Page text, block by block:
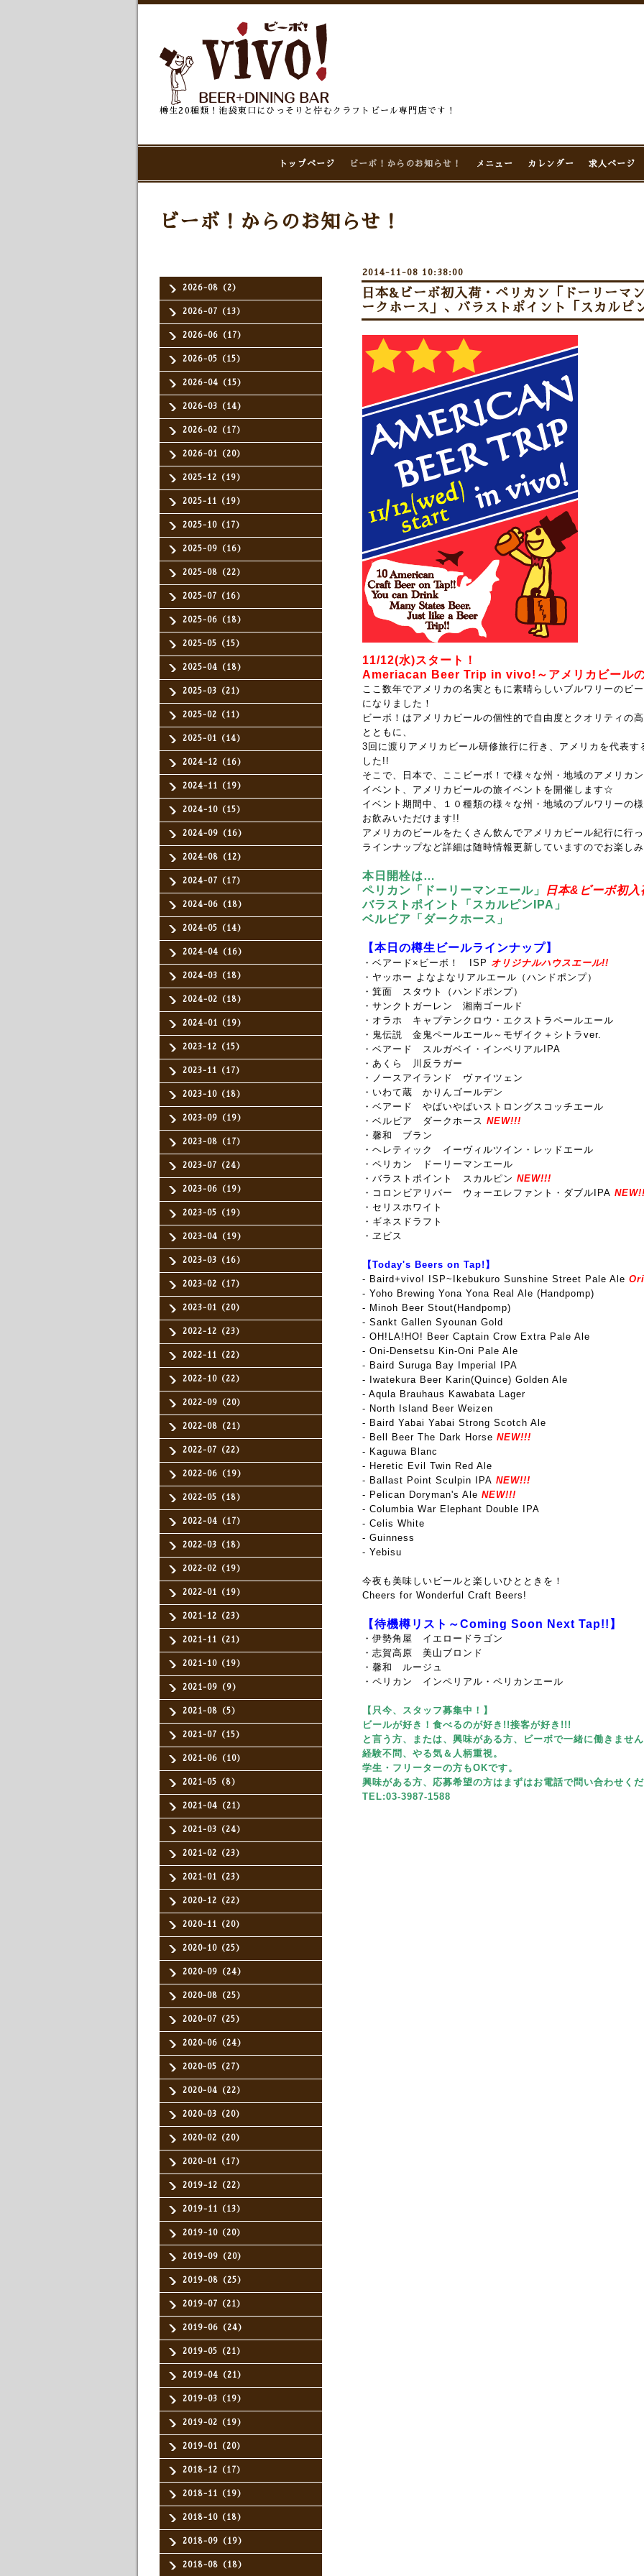
樽生20種類！池袋東口にひっそりと佇むクラフトビール専門店です！
トップページ ビーボ！からのお知らせ！ メニュー カレンダー 求人ページ
2026-08（2）
2026-07（13）
2026-06（17）
2026-05（15）
2026-04（15）
2026-03（14）
2026-02（17）
2026-01（20）
2025-12（19）
2025-11（19）
2025-10（17）
2025-09（16）
2025-08（22）
2025-07（16）
2025-06（18）
2025-05（15）
2025-04（18）
2025-03（21）
2025-02（11）
2025-01（14）
2024-12（16）
2024-11（19）
2024-10（15）
2024-09（16）
2024-08（12）
2024-07（17）
2024-06（18）
2024-05（14）
2024-04（16）
2024-03（18）
2024-02（18）
2024-01（19）
2023-12（15）
2023-11（17）
2023-10（18）
2023-09（19）
2023-08（17）
2023-07（24）
2023-06（19）
2023-05（19）
2023-04（19）
2023-03（16）
2023-02（17）
2023-01（20）
2022-12（23）
2022-11（22）
2022-10（22）
2022-09（20）
2022-08（21）
2022-07（22）
2022-06（19）
2022-05（18）
2022-04（17）
2022-03（18）
2022-02（19）
2022-01（19）
2021-12（23）
2021-11（21）
2021-10（19）
2021-09（9）
2021-08（5）
2021-07（15）
2021-06（10）
2021-05（8）
2021-04（21）
2021-03（24）
2021-02（23）
2021-01（23）
2020-12（22）
2020-11（20）
2020-10（25）
2020-09（24）
2020-08（25）
2020-07（25）
2020-06（24）
2020-05（27）
2020-04（22）
2020-03（20）
2020-02（20）
2020-01（17）
2019-12（22）
2019-11（13）
2019-10（20）
2019-09（20）
2019-08（25）
2019-07（21）
2019-06（24）
2019-05（21）
2019-04（21）
2019-03（19）
2019-02（19）
2019-01（20）
2018-12（17）
2018-11（19）
2018-10（18）
2018-09（19）
2018-08（18）
ビーボ！からのお知らせ！
2014-11-08 10:38:00
日本&ビーボ初入荷・ペリカン「ドーリーマ
ークホース」、バラストポイント「スカル
11/12(水)スタート！
Ameriacan Beer Trip in vivo!～アメリカビール
ここ数年でアメリカの名実ともに素晴らしいブルワリーのビ
になりました！
ビーボ！はアメリカビールの個性的で自由度とクオリティの
とともに、
3回に渡りアメリカビール研修旅行に行き、 アメリカを代表す
した!!
そこで、日本で、ここビーボ！で様々な州・地域のアメリカ
イベント、アメリカビールの旅イベントを開催します☆
イベント期間中、１０種類の様々な州・地域のブルワリーの
お飲みいただけます!!
アメリカのビールをたくさん飲んでアメリカビール紀行に行
ラインナップなど詳細は随時情報更新していますのでお楽しみ
本日開栓は…
ペリカン「ドーリーマンエール 」
日本&ビーボ初入
バラストポイント「スカルピンIPA」
ベルビア「ダークホース」
【本日の樽生ビールラインナップ】
・ベアード×ビーボ！ ISP オリジナルハウスエール!!
・ヤッホー よなよなリアルエール（ハンドポンプ）
・箕面 スタウト（ハンドポンプ）
・サンクトガーレン 湘南ゴールド
・オラホ キャプテンクロウ・エクストラペールエール
・鬼伝説 金鬼ペールエール～モザイク＋シトラver.
・ベアード スルガベイ・インペリアルIPA
・あくら 川反ラガー
・ノースアイランド ヴァイツェン
・いわて蔵 かりんゴールデン
・ベアード やばいやばいストロングスコッチエール
・ベルビア ダークホース NEW!!!
・馨和 ブラン
・ヘレティック イーヴィルツイン・レッドエール
・ペリカン ドーリーマンエール
・バラストポイント スカルピン NEW!!!
・コロンビアリバー ウォーエレファント・ダブルIPA
・セリスホワイト
・ギネスドラフト
・ヱビス
【Today's Beers on Tap!】
- Baird+vivo! ISP~Ikebukuro Sunshine Street Pale Ale
- Yoho Brewing Yona Yona Real Ale (Handpomp)
- Minoh Beer Stout(Handpomp)
- Sankt Gallen Syounan Gold
- OH!LA!HO! Beer Captain Crow Extra Pale Ale
- Oni-Densetsu Kin-Oni Pale Ale
- Baird Suruga Bay Imperial IPA
- Iwatekura Beer Karin(Quince) Golden Ale
- Aqula Brauhaus Kawabata Lager
- North Island Beer Weizen
- Baird Yabai Yabai Strong Scotch Ale
- Bell Beer The Dark Horse NEW!!!
- Kaguwa Blanc
- Heretic Evil Twin Red Ale
- Ballast Point Sculpin IPA NEW!!!
- Pelican Doryman's Ale NEW!!!
- Columbia War Elephant Double IPA
- Celis White
- Guinness
- Yebisu
今夜も美味しいビールと楽しいひとときを！
Cheers for Wonderful Craft Beers!
【待機樽リスト～Coming Soon Next Tap!!】
・伊勢角屋 イエロードラゴン
・志賀高原 美山ブロンド
・馨和 ルージュ
・ペリカン インペリアル・ペリカンエール
【只今、スタッフ募集中！】
ビールが好き！食べるのが好き!!接客が好き!!!
と言う方、または、興味がある方、ビーボで一緒に働きません
経験不問、やる気＆人柄重視。
学生・フリーターの方もOKです。
興味がある方、応募希望の方はまずはお電話で問い合わせくだ
TEL:03-3987-1588